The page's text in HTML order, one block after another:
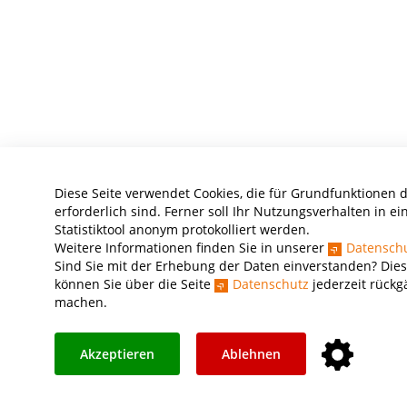
Diese Seite verwendet Cookies, die für Grundfunktionen
erforderlich sind. Ferner soll Ihr Nutzungsverhalten in
Statistiktool anonym protokolliert werden.
Weitere Informationen finden Sie in unserer
Sind Sie mit der Erhebung der Daten einverstanden?
können Sie über die Seite
Datenschutz jederzeit
machen.
Akzeptieren Ablehnen